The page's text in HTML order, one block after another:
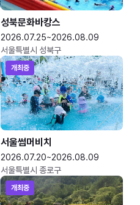
성북문화바캉스
2026.07.25~2026.08.09
서울특별시 성북구
개최중
서울썸머비치
2026.07.20~2026.08.09
서울특별시 종로구
개최중